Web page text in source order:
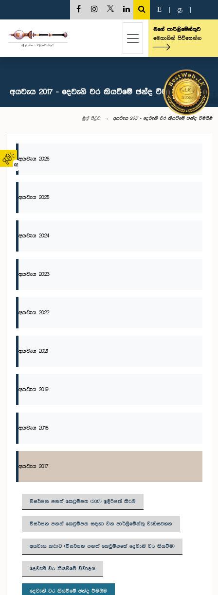
02
E த
මගේ පාර්ලිමේන්තුව
මෙතැනින් පිවිසෙන්න
අයවැය 2017 - දෙවැනි වර කියවීමේ ඡන්ද විමසීම
මුල් පිටුව අයවැය 2017 - දෙවැනි වර කියවීමේ ඡන්ද විමසීම
අයවැය 2026
අයවැය 2025
අයවැය 2024
අයවැය 2023
අයවැය 2022
අයවැය 2021
අයවැය 2019
අයවැය 2018
අයවැය 2017
විසර්ජන පනත් කෙටුම්පත (2017) ඉදිරිපත් කිරීම
විසර්ජන පනත් කෙටුම්පත සඳහා වන පාර්ලිමේන්තු වැඩසටහන
අයවැය කථාව (විසර්ජන පනත් කෙටුම්පතේ දෙවැනි වර කියවීම)
දෙවැනි වර කියවීමේ විවාදය
දෙවැනි වර කියවීමේ ඡන්ද විමසීම